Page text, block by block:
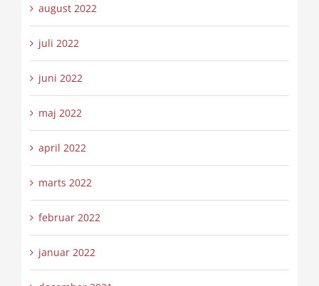
august 2022
juli 2022
juni 2022
maj 2022
april 2022
marts 2022
februar 2022
januar 2022